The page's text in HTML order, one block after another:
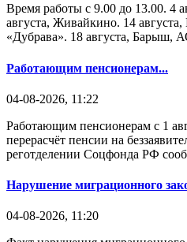
Время работы с 9.00 до 13.00. 4
августа, Живайкино. 14
«Дубрава». 18 августа, Барыш,
Работающим пенсионерам...
04-08-2026, 11:22
Работающим пенсионерам с 1
перерасчёт пенсии на
реготделении Соцфонда РФ
Нарушение миграционного
04-08-2026, 11:20